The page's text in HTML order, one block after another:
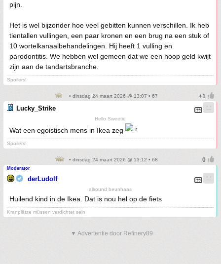
pijn.
Het is wel bijzonder hoe veel gebitten kunnen verschillen. Ik heb
tientallen vullingen, een paar kronen en een brug na een stuk of
10 wortelkanaalbehandelingen. Hij heeft 1 vulling en
parodontitis. We hebben wel gemeen dat we een hoop geld kwijt
zijn aan de tandartsbranche.
Spoilers!
• dinsdag 24 maart 2026 @ 13:07 • 67
Lucky_Strike
Hello Sweetie
Wat een egoistisch mens in Ikea zeg
Spoilers!
• dinsdag 24 maart 2026 @ 13:12 • 68
Moderator
derLudolf
allround beunhaas
Huilend kind in de Ikea. Dat is nou hel op de fiets
Kranplätze müssen verdichtet sein
▼ Advertentie door Refinery89